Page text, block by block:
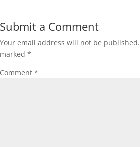
Submit a Comment
Your email address will not be published.
marked *
Comment *